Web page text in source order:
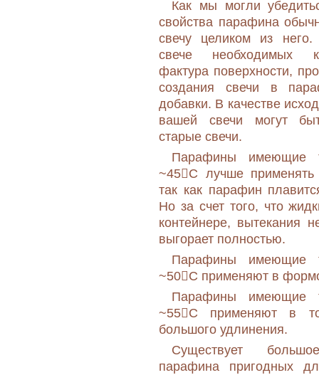
Как мы могли
свойства парафина
свечу целиком из
свече необходимых
фактура поверхности,
создания свечи в
добавки. В качестве
вашей свечи могут
старые свечи.
Парафины имеющие
~45С лучше применять
так как парафин
Но за счет того, что
контейнере, вытекания
выгорает полностью.
Парафины имеющие
~50С применяют в
Парафины имеющие
~55С применяют в
большого удлинения.
Существует
парафина пригодных